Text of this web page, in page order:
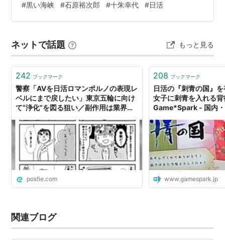
して金を持ち逃げした。明夫は彼を追いかけることにな
った。 哲次は敵対する組の世話になって姿を隠してい
になり、明夫が佐和子を狙っているとウソを吹き込んで
ふたりを対決させた。明夫と哲次は戦いに挑んだが、実
は明夫が刑務所に入るきっかけになった事件は船場…
#黒い海峡 #石原裕次郎 #十朱幸代 #日活
ネットで話題 もっと見る
242 ブックマーク
警察「AVを日活ロマンポルノの表現レ
ベルにまで戻したい」東京五輪に向け
て“浄化”を図る狙い／副作用は業界の
posfie.com
208 ブックマーク
日活の『刺青の国』
女子に刺青を入れる
Game*Spark - 国内
www.gamespark.jp
関連ブログ